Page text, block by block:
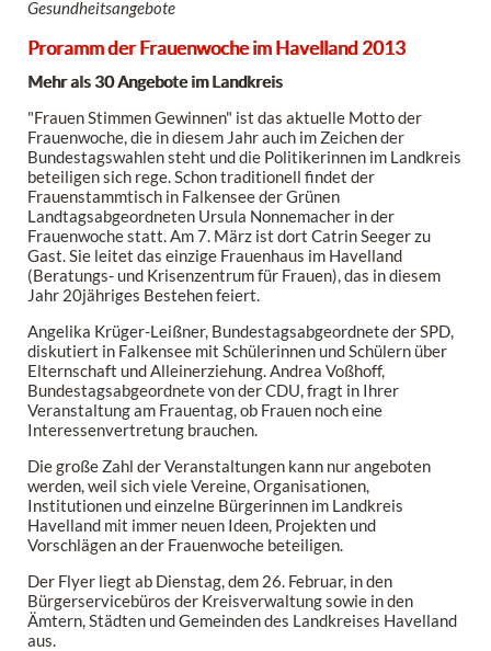
Gesundheitsangebote
Proramm der Frauenwoche im Havelland 2013
Mehr als 30 Angebote im Landkreis
"Frauen Stimmen Gewinnen" ist das aktuelle Motto der
Frauenwoche, die in diesem Jahr auch im Zeichen der
Bundestagswahlen steht und die Politikerinnen im Landkreis
beteiligen sich rege. Schon traditionell findet der
Frauenstammtisch in Falkensee der Grünen
Landtagsabgeordneten Ursula Nonnemacher in der
Frauenwoche statt. Am 7. März ist dort Catrin Seeger zu
Gast. Sie leitet das einzige Frauenhaus im Havelland
(Beratungs- und Krisenzentrum für Frauen), das in diesem
Jahr 20jähriges Bestehen feiert.
Angelika Krüger-Leißner, Bundestagsabgeordnete der SPD,
diskutiert in Falkensee mit Schülerinnen und Schülern über
Elternschaft und Alleinerziehung. Andrea Voßhoff,
Bundestagsabgeordnete von der CDU, fragt in Ihrer
Veranstaltung am Frauentag, ob Frauen noch eine
Interessenvertretung brauchen.
Die große Zahl der Veranstaltungen kann nur angeboten
werden, weil sich viele Vereine, Organisationen,
Institutionen und einzelne Bürgerinnen im Landkreis
Havelland mit immer neuen Ideen, Projekten und
Vorschlägen an der Frauenwoche beteiligen.
Der Flyer liegt ab Dienstag, dem 26. Februar, in den
Bürgerservicebüros der Kreisverwaltung sowie in den
Ämtern, Städten und Gemeinden des Landkreises Havelland
aus.